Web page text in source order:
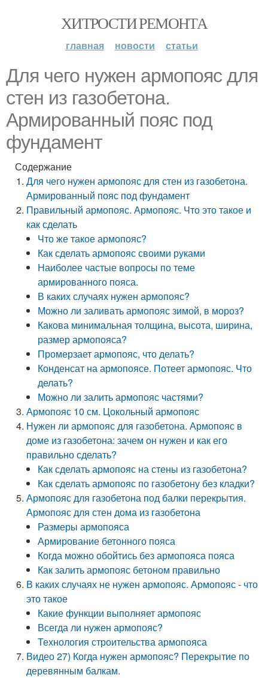
ХИТРОСТИ РЕМОНТА
главная новости статьи
Для чего нужен армопояс для
стен из газобетона.
Армированный пояс под
фундамент
Содержание
Для чего нужен армопояс для стен из газобетона.
Армированный пояс под фундамент
Правильный армопояс. Армопояс. Что это такое и
как сделать
Что же такое армопояс?
Как сделать армопояс своими руками
Наиболее частые вопросы по теме
армированного пояса.
В каких случаях нужен армопояс?
Можно ли заливать армопояс зимой, в мороз?
Какова минимальная толщина, высота, ширина,
размер армопояса?
Промерзает армопояс, что делать?
Конденсат на армопоясе. Потеет армопояс. Что
делать?
Можно ли залить армопояс частями?
Армопояс 10 см. Цокольный армопояс
Нужен ли армопояс для газобетона. Армопояс в
доме из газобетона: зачем он нужен и как его
правильно сделать?
Как сделать армопояс на стены из газобетона?
Как сделать армопояс по газобетону без кладки?
Армопояс для газобетона под балки перекрытия.
Армопояс для стен дома из газобетона
Размеры армопояса
Армирование бетонного пояса
Когда можно обойтись без армопояса пояса
Как залить армопояс бетоном правильно
В каких случаях не нужен армопояс. Армопояс - что
это такое
Какие функции выполняет армопояс
Всегда ли нужен армопояс?
Технология строительства армопояса
Видео 27) Когда нужен армопояс? Перекрытие по
деревянным балкам.